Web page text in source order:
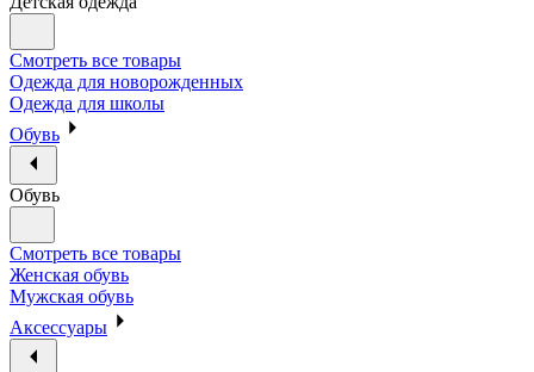
Смотреть все товары
Одежда для новорожденных
Одежда для школы
Обувь
Обувь
Смотреть все товары
Женская обувь
Мужская обувь
Аксессуары